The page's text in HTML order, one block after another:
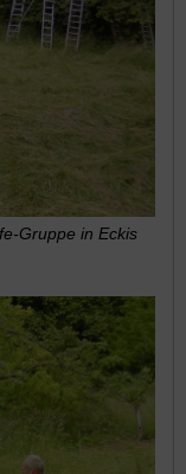
Gruppe in Eckis